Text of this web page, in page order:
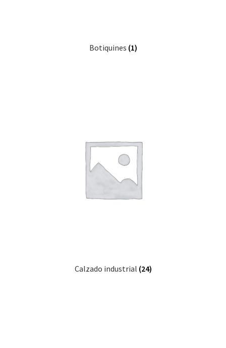
Botiquines (1)
Calzado industrial (24)